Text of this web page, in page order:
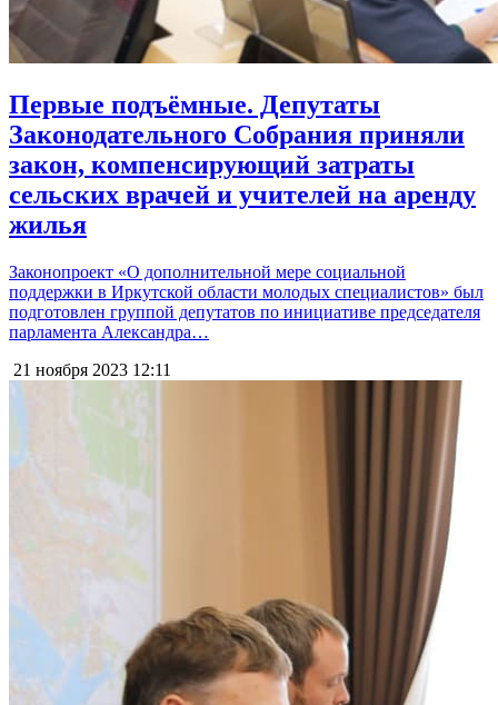
Первые подъёмные. Депутаты
Законодательного Собрания приняли
закон, компенсирующий затраты
сельских врачей и учителей на аренду
жилья
Законопроект «О дополнительной мере социальной
поддержки в Иркутской области молодых специалистов» был
подготовлен группой депутатов по инициативе председателя
парламента Александра…
21 ноября 2023 12:11